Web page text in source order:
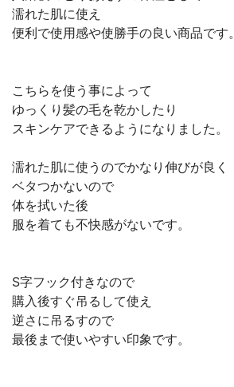
濡れた肌に使え
便利で使用感や使勝手の良い商品です。
こちらを使う事によって
ゆっくり髪の毛を乾かしたり
スキンケアできるようになりました。
濡れた肌に使うのでかなり伸びが良く
ベタつかないので
体を拭いた後
服を着ても不快感がないです。
S字フック付きなので
購入後すぐ吊るして使え
逆さに吊るすので
最後まで使いやすい印象です。